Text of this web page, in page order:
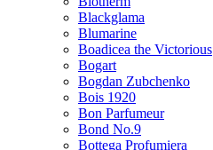
Blackglama
Blumarine
Boadicea the Victorious
Bogart
Bogdan Zubchenko
Bois 1920
Bon Parfumeur
Bond No.9
Bottega Profumiera